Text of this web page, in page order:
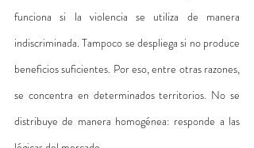
funciona si la violencia se utiliza de manera
indiscriminada. Tampoco se despliega si no produce
beneficios suficientes. Por eso, entre otras razones,
se concentra en determinados territorios. No se
distribuye de manera homogénea: responde a las